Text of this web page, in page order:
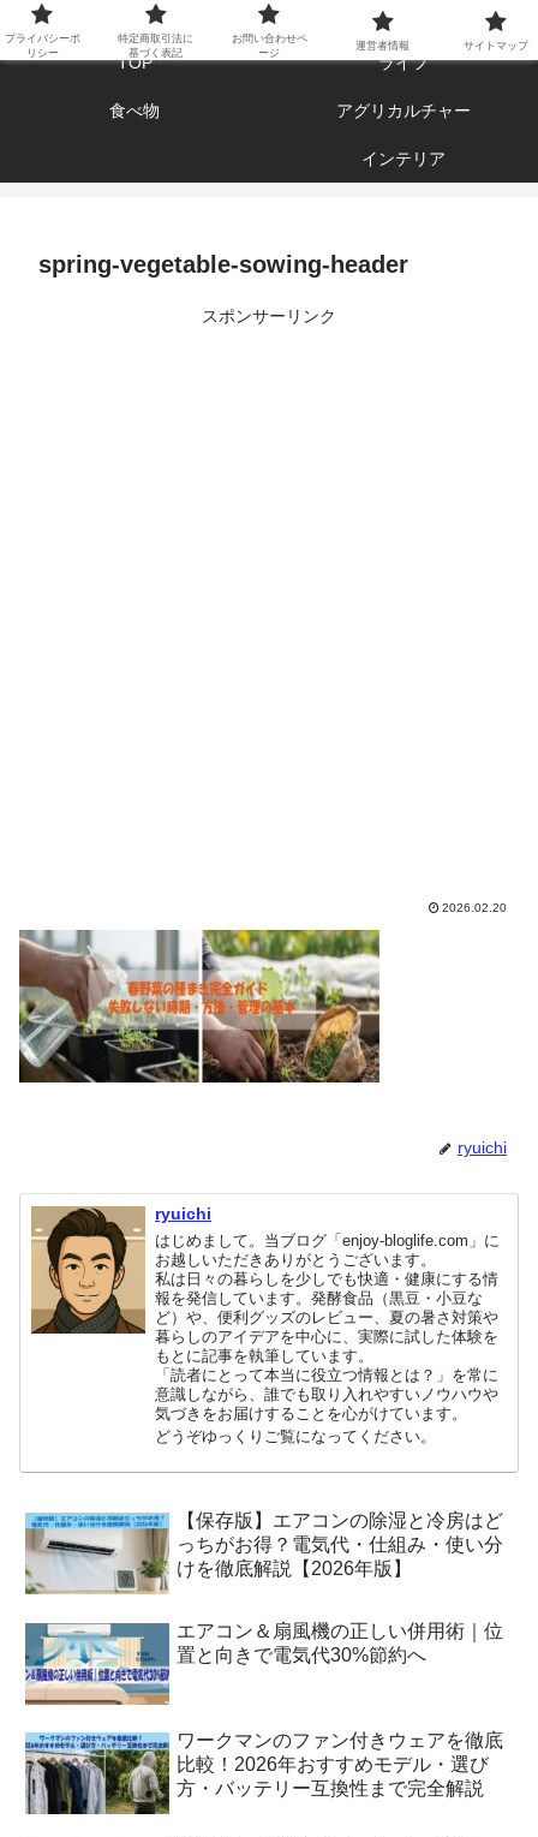
エンジョイ ブログライフ
TOP ライフ
食べ物 アグリカルチャー
インテリア
spring-vegetable-sowing-header
スポンサーリンク
2026.02.20
ryuichi
ryuichi
はじめまして。当ブログ「enjoy-bloglife.com」に
お越しいただきありがとうございます。
私は日々の暮らしを少しでも快適・健康にする情
報を発信しています。発酵食品（黒豆・小豆な
ど）や、便利グッズのレビュー、夏の暑さ対策や
暮らしのアイデアを中心に、実際に試した体験を
もとに記事を執筆しています。
「読者にとって本当に役立つ情報とは？」を常に
意識しながら、誰でも取り入れやすいノウハウや
気づきをお届けすることを心がけています。
どうぞゆっくりご覧になってください。
【保存版】エアコンの除湿と冷房はど
っちがお得？電気代・仕組み・使い分
けを徹底解説【2026年版】
エアコン＆扇風機の正しい併用術｜位
置と向きで電気代30%節約へ
ワークマンのファン付きウェアを徹底
比較！2026年おすすめモデル・選び
方・バッテリー互換性まで完全解説
プライバシーポ
リシー
特定商取引法に
基づく表記
お問い合わせペ
ージ
運営者情報 サイトマップ